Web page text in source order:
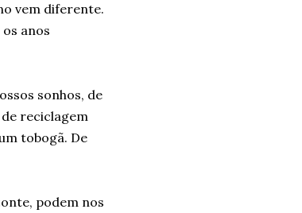
vem diferente.
anos
sonhos, de
reciclagem
tobogã. De
podem nos